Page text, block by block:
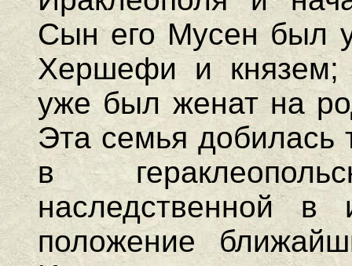
Сын его Мусен был
Хершефи и князем;
уже был женат на
Эта семья добилась
в
наследственной
положение